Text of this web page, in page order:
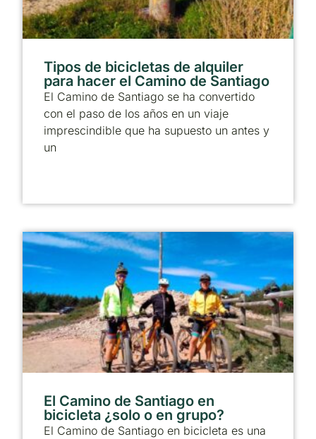
Tipos de bicicletas de alquiler
para hacer el Camino de Santiago
El Camino de Santiago se ha convertido
con el paso de los años en un viaje
imprescindible que ha supuesto un antes y
un
El Camino de Santiago en
bicicleta ¿solo o en grupo?
El Camino de Santiago en bicicleta es una